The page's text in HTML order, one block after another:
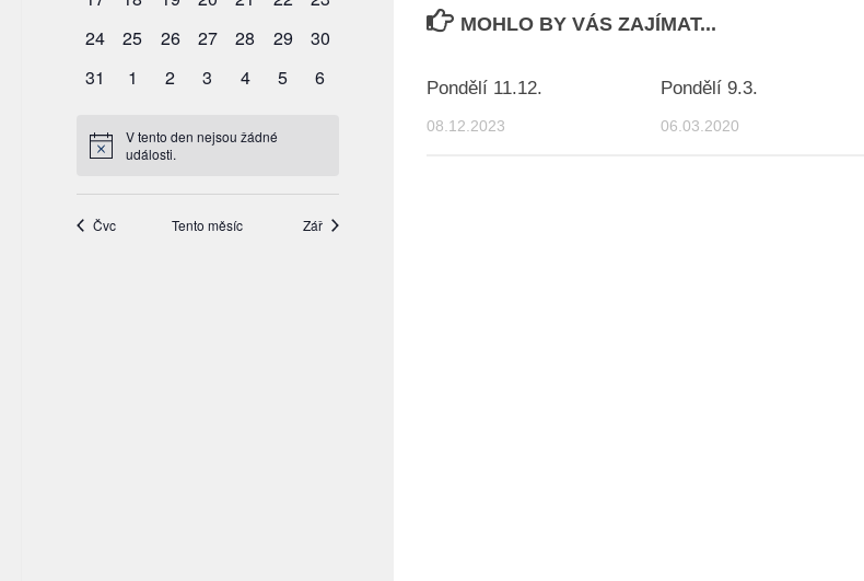
MOHLO BY VÁS ZAJÍMAT...
Pondělí 11.12.
08.12.2023
Pondělí 9.3.
06.03.2020